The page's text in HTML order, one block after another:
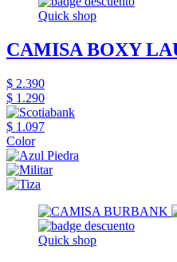
Quick shop
CAMISA BOXY
$ 2.390
$ 1.290
$ 1.097
Color
Quick shop